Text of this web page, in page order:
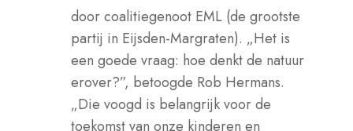
door coalitiegenoot EML (de grootste
partij in Eijsden-Margraten). „Het is
een goede vraag: hoe denkt de natuur
erover?”, betoogde Rob Hermans.
„Die voogd is belangrijk voor de
toekomst van onze kinderen en